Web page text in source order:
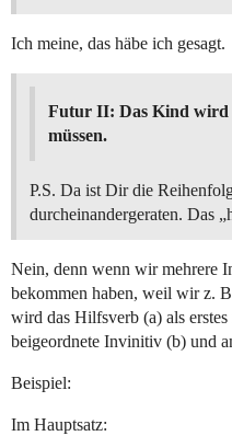
Ich meine, das häbe ich gesagt.
Futur II: Das Kind wird
müssen.
P.S. Da ist Dir die
durcheinandergeraten. Das
Nein, denn wenn wir mehrere
bekommen haben, weil wir z.
wird das Hilfsverb (a) als
beigeordnete Invinitiv (b) und
Beispiel:
Im Hauptsatz: